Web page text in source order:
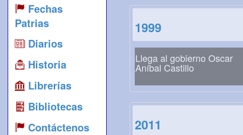
Fechas
Patrias
Diarios
Historia
Librerías
Bibliotecas
Contáctenos
1999
Llega al gobierno Oscar
Aníbal Castillo
2011